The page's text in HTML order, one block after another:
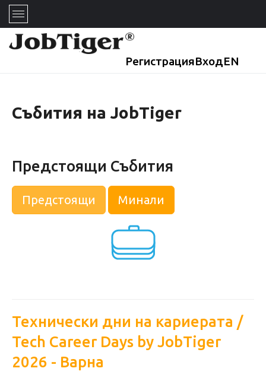
РегистрацияВходEN
Събития на JobTiger
Предстоящи Събития
Предстоящи Минали
Технически дни на кариерата /
Tech Career Days by JobTiger
2026 - Варна